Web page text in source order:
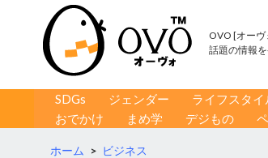
OVO [オーヴ
話題の情報
コンテンツへ移動
SDGs ジェンダー ライフスタイ
おでかけ
まめ学 デジもの
ホーム > ビジネス